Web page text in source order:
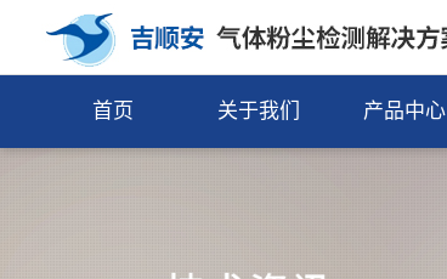
首页 关于我们 产品中心